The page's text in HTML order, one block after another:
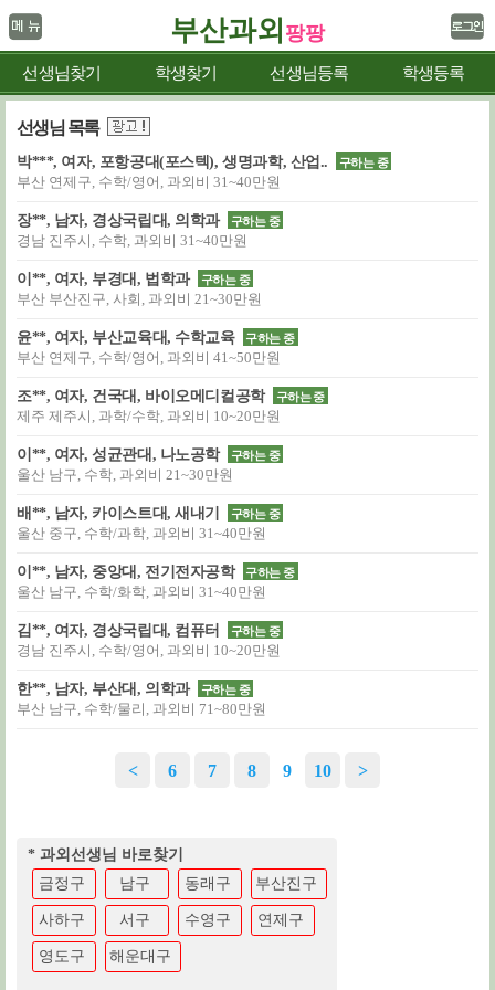
부산과외 팡팡
선생님찾기 학생찾기 선생님등록 학생등록
선생님 목록
박***, 여자, 포항공대(포스텍), 생명과학, 산업.. 구하는 중
부산 연제구, 수학/영어, 과외비 31~40만원
장**, 남자, 경상국립대, 의학과 구하는 중
경남 진주시, 수학, 과외비 31~40만원
이**, 여자, 부경대, 법학과 구하는 중
부산 부산진구, 사회, 과외비 21~30만원
윤**, 여자, 부산교육대, 수학교육 구하는 중
부산 연제구, 수학/영어, 과외비 41~50만원
조**, 여자, 건국대, 바이오메디컬공학 구하는 중
제주 제주시, 과학/수학, 과외비 10~20만원
이**, 여자, 성균관대, 나노공학 구하는 중
울산 남구, 수학, 과외비 21~30만원
배**, 남자, 카이스트대, 새내기 구하는 중
울산 중구, 수학/과학, 과외비 31~40만원
이**, 남자, 중앙대, 전기전자공학 구하는 중
울산 남구, 수학/화학, 과외비 31~40만원
김**, 여자, 경상국립대, 컴퓨터 구하는 중
경남 진주시, 수학/영어, 과외비 10~20만원
한**, 남자, 부산대, 의학과 구하는 중
부산 남구, 수학/물리, 과외비 71~80만원
< 6 7 8 9 10 >
* 과외선생님 바로찾기
금정구
남구 동래구 부산진구
사하구 서구 수영구 연제구
영도구 해운대구